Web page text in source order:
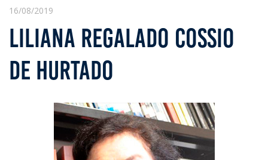
16/08/2019
LILIANA REGALADO COSSIO
DE HURTADO